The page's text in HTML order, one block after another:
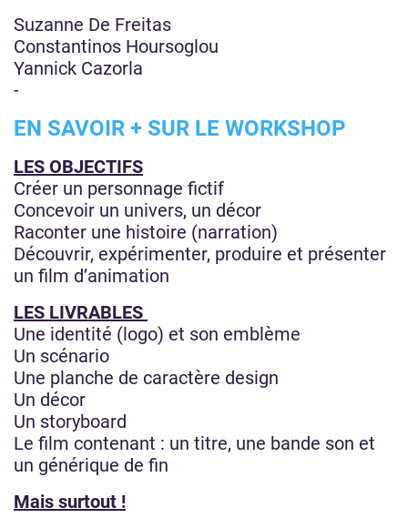
Suzanne De Freitas
Constantinos Hoursoglou
Yannick Cazorla
-
EN SAVOIR + SUR LE WORKSHOP
LES OBJECTIFS
Créer un personnage fictif
Concevoir un univers, un décor
Raconter une histoire (narration)
Découvrir, expérimenter, produire et présenter
un film d’animation
LES LIVRABLES
Une identité (logo) et son emblème
Un scénario
Une planche de caractère design
Un décor
Un storyboard
Le film contenant : un titre, une bande son et
un générique de fin
Mais surtout !